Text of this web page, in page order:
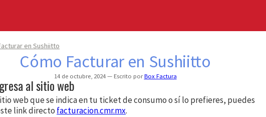
en Sushiitto
Cómo Facturar en Sushiitto
14 de octubre, 2024 Escrito porBox Factura
al sitio web
web que se indica en tu ticket de consumo o sí lo prefieres, puedes
link directo facturacion.cmr.mx.